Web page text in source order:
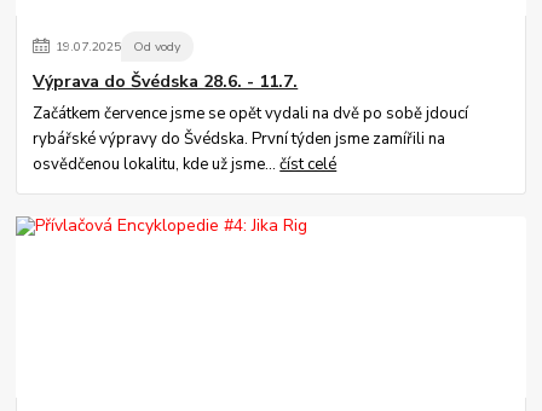
19.07.2025 Od vody
Výprava do Švédska 28.6. - 11.7.
Začátkem července jsme se opět vydali na dvě po sobě jdoucí
rybářské výpravy do Švédska. První týden jsme zamířili na
osvědčenou lokalitu, kde už jsme...číst celé